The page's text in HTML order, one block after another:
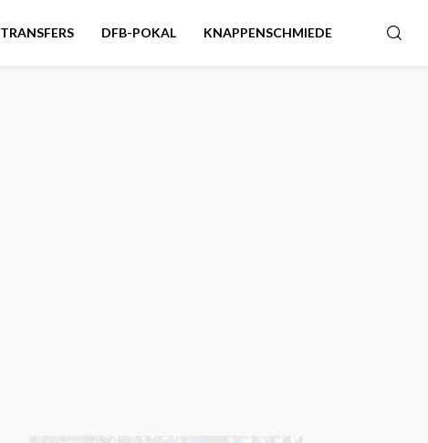
TRANSFERS DFB-POKAL KNAPPENSCHMIEDE